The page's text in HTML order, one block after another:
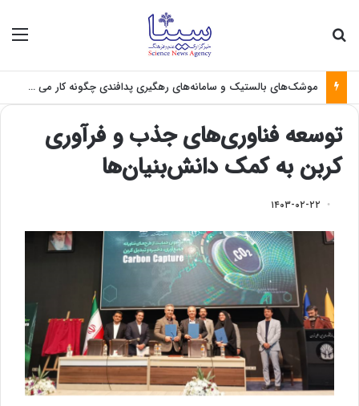
موشک‌های بالستیک و سامانه‌های رهگیری پدافندی چگونه کار می کنند؟
توسعه فناوری‌های جذب و فرآوری
کربن به کمک دانش‌بنیان‌ها
۱۴۰۳-۰۲-۲۲